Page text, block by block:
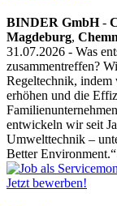
BINDER GmbH-
Magdeburg,
31.07.2026 - Was
zusammentreffen?
Regeltechnik, indem
erhöhen und die
entwickeln wir seit
Umwelttechnik –
Better